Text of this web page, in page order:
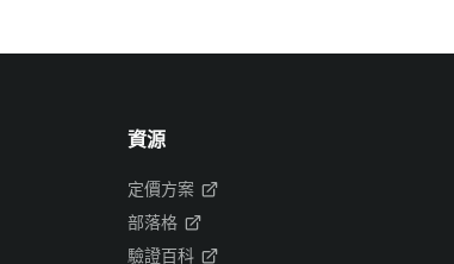
資源
定價方案
部落格
驗證百科